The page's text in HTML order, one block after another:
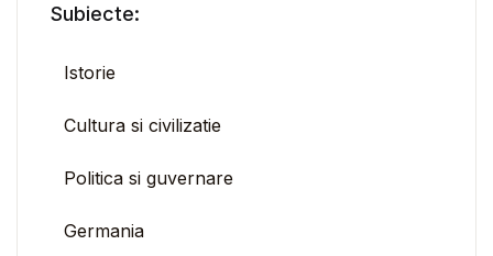
Subiecte:
Istorie
Cultura si civilizatie
Politica si guvernare
Germania